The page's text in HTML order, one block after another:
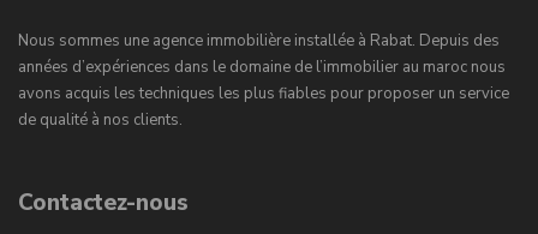
Nous sommes une agence immobilière installée à Rabat. Depuis des
années d’expériences dans le domaine de l’immobilier au maroc nous
avons acquis les techniques les plus fiables pour proposer un service
de qualité à nos clients.
Contactez-nous